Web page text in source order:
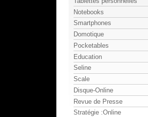
Notebooks
Smartphones
Domotique
Pocketables
Education
Seline
Scale
Disque-Online
Revue de Presse
Stratégie :Online